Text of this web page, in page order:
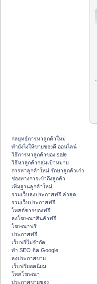
กลยุทธ์การหาลูกค้าใหม่
ทํายังไงให้ขายของดี ออนไลน์
วิธีการหาลูกค้าของ sale
วิธีหาลูกค้ากลุ่มเป้าหมาย
การหาลูกค้าใหม่ รักษาลูกค้าเก่า
ช่องทางการเข้าถึงลูกค้า
เพิ่มฐานลูกค้าใหม่
รวมเว็บลงประกาศฟรี ล่าสุด
รวมเว็บประกาศฟรี
โพสต์ขายของฟรี
ลงโฆษณาสินค้าฟรี
โฆษณาฟรี
ประกาศฟรี
เว็บฟรีไม่จำกัด
ทำ SEO ติด Google
ลงประกาศขาย
เว็บฟรียอดนิยม
โพสโฆษณา
ประกาศขายของ